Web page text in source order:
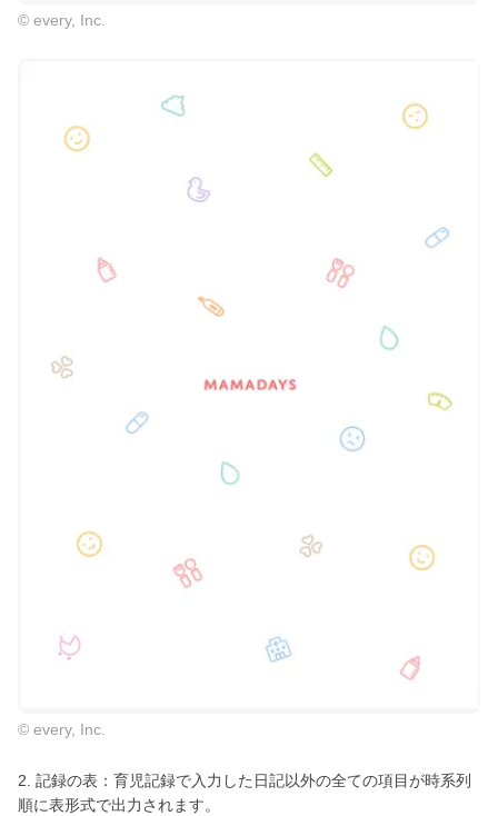
© every, Inc.
© every, Inc.
2. 記録の表：育児記録で入力した日記以外の全ての項目が時系列
順に表形式で出力されます。